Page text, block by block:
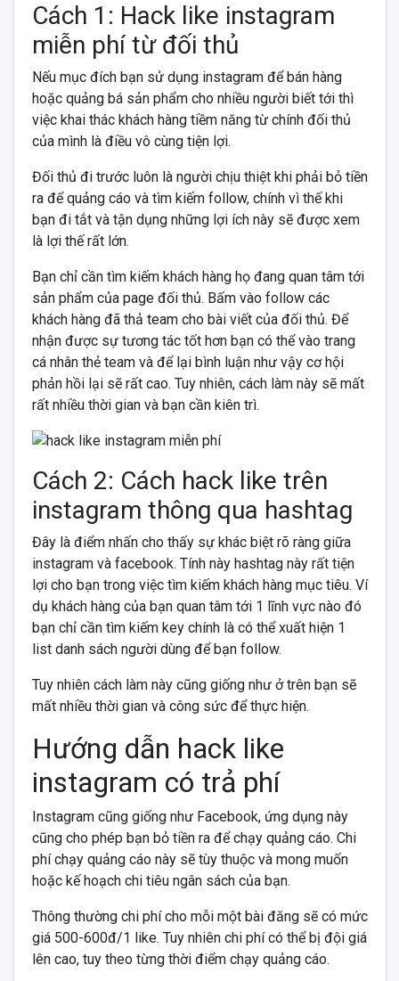
Cách 1: Hack like instagram
miễn phí từ đối thủ
Nếu mục đích bạn sử dụng instagram để bán hàng
hoặc quảng bá sản phẩm cho nhiều người biết tới thì
việc khai thác khách hàng tiềm năng từ chính đối thủ
của mình là điều vô cùng tiện lợi.
Đối thủ đi trước luôn là người chịu thiệt khi phải bỏ tiền
ra để quảng cáo và tìm kiếm follow, chính vì thế khi
bạn đi tắt và tận dụng những lợi ích này sẽ được xem
là lợi thế rất lớn.
Bạn chỉ cần tìm kiếm khách hàng họ đang quan tâm tới
sản phẩm của page đối thủ. Bấm vào follow các
khách hàng đã thả team cho bài viết của đối thủ. Để
nhận được sự tương tác tốt hơn bạn có thể vào trang
cá nhân thẻ team và để lại bình luận như vậy cơ hội
phản hồi lại sẽ rất cao. Tuy nhiên, cách làm này sẽ mất
rất nhiều thời gian và bạn cần kiên trì.
Cách 2: Cách hack like trên
instagram thông qua hashtag
Đây là điểm nhấn cho thấy sự khác biệt rõ ràng giữa
instagram và facebook. Tính này hashtag này rất tiện
lợi cho bạn trong việc tìm kiếm khách hàng mục tiêu. Ví
dụ khách hàng của bạn quan tâm tới 1 lĩnh vực nào đó
bạn chỉ cần tìm kiếm key chính là có thể xuất hiện 1
list danh sách người dùng để bạn follow.
Tuy nhiên cách làm này cũng giống như ở trên bạn sẽ
mất nhiều thời gian và công sức để thực hiện.
Hướng dẫn hack like
instagram có trả phí
Instagram cũng giống như Facebook, ứng dụng này
cũng cho phép bạn bỏ tiền ra để chạy quảng cáo. Chi
phí chạy quảng cáo này sẽ tùy thuộc và mong muốn
hoặc kế hoạch chi tiêu ngân sách của bạn.
Thông thường chi phí cho mỗi một bài đăng sẽ có mức
giá 500-600đ/1 like. Tuy nhiên chi phí có thể bị đội giá
lên cao, tuy theo từng thời điểm chạy quảng cáo.